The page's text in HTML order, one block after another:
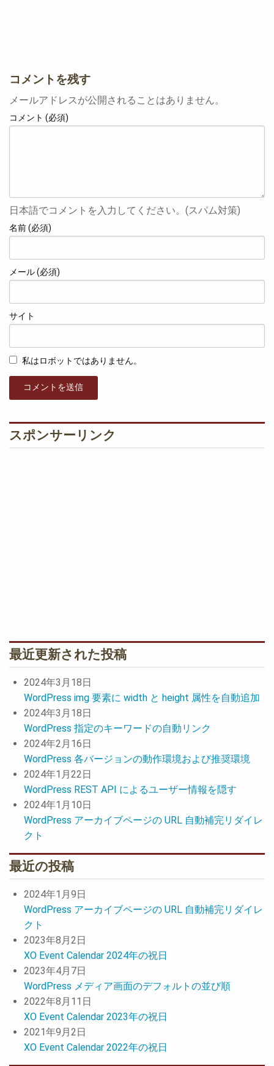
コメントを残す
メールアドレスが公開されることはありません。
コメント (必須)
日本語でコメントを入力してください。(スパム対策)
名前 (必須)
メール (必須)
サイト
私はロボットではありません。
コメントを送信
スポンサーリンク
最近更新された投稿
2024年3月18日
WordPress img 要素に width と height 属性を自動追加
2024年3月18日
WordPress 指定のキーワードの自動リンク
2024年2月16日
WordPress 各バージョンの動作環境および推奨環境
2024年1月22日
WordPress REST API によるユーザー情報を隠す
2024年1月10日
WordPress アーカイブページの URL 自動補完リダイレ
クト
最近の投稿
2024年1月9日
WordPress アーカイブページの URL 自動補完リダイレ
クト
2023年8月2日
XO Event Calendar 2024年の祝日
2023年4月7日
WordPress メディア画面のデフォルトの並び順
2022年8月11日
XO Event Calendar 2023年の祝日
2021年9月2日
XO Event Calendar 2022年の祝日